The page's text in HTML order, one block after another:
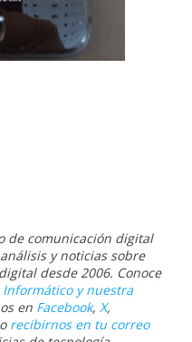
de comunicación digital
y noticias sobre
desde 2006. Conoce
y nuestra
en Facebook, X,
recibirnos en tu correo